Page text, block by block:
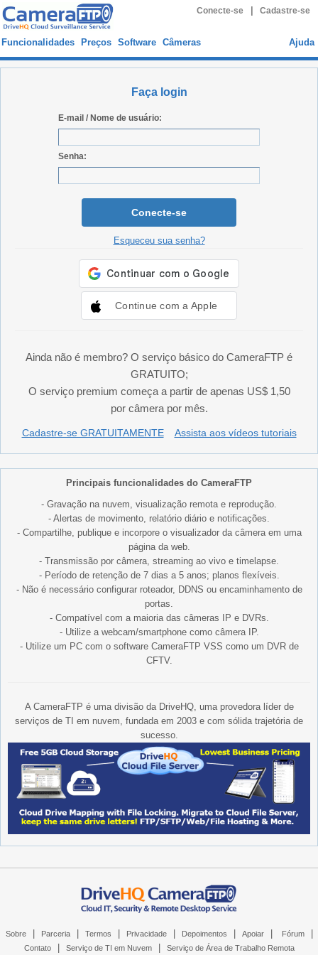
Conecte-se Cadastre-se
Funcionalidades Preços Software Câmeras Ajuda
Faça login
E-mail / Nome de usuário:
Senha:
Conecte-se
Esqueceu sua senha?
Continue com a Apple
Ainda não é membro? O serviço básico do CameraFTP é
GRATUITO;
O serviço premium começa a partir de apenas US$ 1,50
por câmera por mês.
Cadastre-se GRATUITAMENTE Assista aos vídeos tutoriais
Principais funcionalidades do CameraFTP
- Gravação na nuvem, visualização remota e reprodução.
- Alertas de movimento, relatório diário e notificações.
- Compartilhe, publique e incorpore o visualizador da câmera em uma
página da web.
- Transmissão por câmera, streaming ao vivo e timelapse.
- Período de retenção de 7 dias a 5 anos; planos flexíveis.
- Não é necessário configurar roteador, DDNS ou encaminhamento de
portas.
- Compatível com a maioria das câmeras IP e DVRs.
- Utilize a webcam/smartphone como câmera IP.
- Utilize um PC com o software CameraFTP VSS como um DVR de
CFTV.
A CameraFTP é uma divisão da DriveHQ, uma provedora líder de
serviços de TI em nuvem, fundada em 2003 e com sólida trajetória de
sucesso.
Sobre | Parceria | Termos | Privacidade | Depoimentos | Apoiar | Fórum |
Contato | Serviço de TI em Nuvem | Serviço de Área de Trabalho Remota